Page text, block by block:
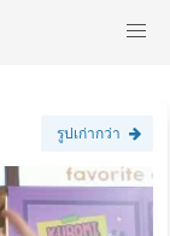
รูปเก่ากว่า